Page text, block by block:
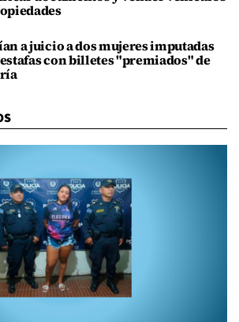
a juicio a dos mujeres imputadas
con billetes "premiados" de